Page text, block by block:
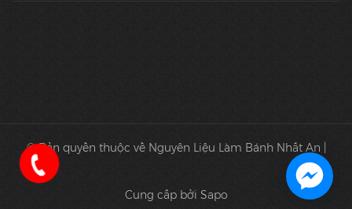
© Bản quyền thuộc về Nguyên Liệu Làm Bánh Nhất An |
Cung cấp bởi Sapo